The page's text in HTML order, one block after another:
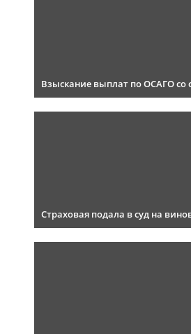
Взыскание выплат по ОСАГО со
Страховая подала в суд на